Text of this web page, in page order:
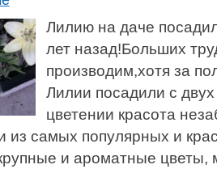
Лилию на даче
лет назад!Больших
производим,хотя за
Лилии посадили с
цветении красота
из самых популярных и
и ароматные цветы,